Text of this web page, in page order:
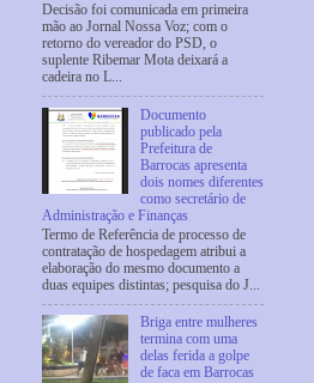
Decisão foi comunicada em primeira
mão ao Jornal Nossa Voz; com o
retorno do vereador do PSD, o
suplente Ribemar Mota deixará a
cadeira no L...
Documento
publicado pela
Prefeitura de
Barrocas apresenta
dois nomes diferentes
como secretário de
Administração e Finanças
Termo de Referência de processo de
contratação de hospedagem atribui a
elaboração do mesmo documento a
duas equipes distintas; pesquisa do J...
Briga entre mulheres
termina com uma
delas ferida a golpe
de faca em Barrocas